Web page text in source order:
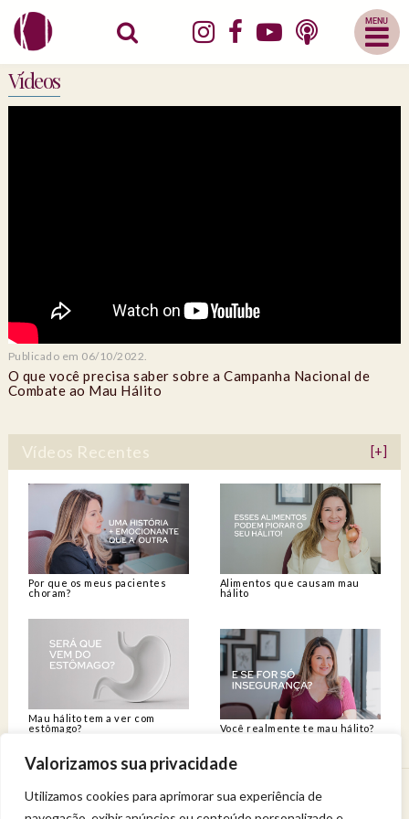
Valorizamos sua privacidade
Utilizamos cookies para aprimorar sua experiência de
Abrir
Menu
Mobile
Vídeos
Publicado em 06/10/2022.
O que você precisa saber sobre a Campanha Nacional de
Combate ao Mau Hálito
Vídeos Recentes [+]
Por que os meus pacientes
choram?
Alimentos que causam mau
hálito
Mau hálito tem a ver com
estômago?
Você realmente te mau hálito?
Venha viver uma experiência de bem-estar.